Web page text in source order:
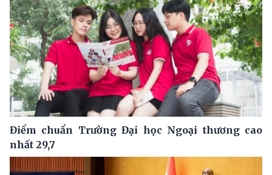
Điểm chuẩn Trường Đại học Ngoại thương cao
nhất 29,7